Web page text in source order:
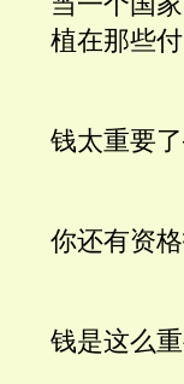
植在那些
钱太重要
你还有资
钱是这么